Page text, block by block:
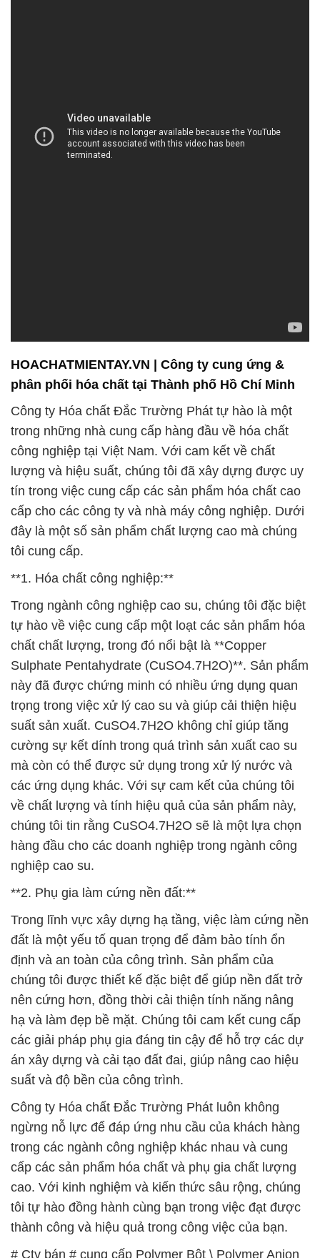
Công ty Hóa chất Đắc Trường Phát tự hào là một
trong những nhà cung cấp hàng đầu về hóa chất
công nghiệp tại Việt Nam. Với cam kết về chất
lượng và hiệu suất, chúng tôi đã xây dựng được uy
tín trong việc cung cấp các sản phẩm hóa chất cao
cấp cho các công ty và nhà máy công nghiệp. Dưới
đây là một số sản phẩm chất lượng cao mà chúng
tôi cung cấp.
**1. Hóa chất công nghiệp:**
Trong ngành công nghiệp cao su, chúng tôi đặc biệt
tự hào về việc cung cấp một loạt các sản phẩm hóa
chất chất lượng, trong đó nổi bật là **Copper
Sulphate Pentahydrate (CuSO4.7H2O)**. Sản phẩm
này đã được chứng minh có nhiều ứng dụng quan
trọng trong việc xử lý cao su và giúp cải thiện hiệu
suất sản xuất. CuSO4.7H2O không chỉ giúp tăng
cường sự kết dính trong quá trình sản xuất cao su
mà còn có thể được sử dụng trong xử lý nước và
các ứng dụng khác. Với sự cam kết của chúng tôi
về chất lượng và tính hiệu quả của sản phẩm này,
chúng tôi tin rằng CuSO4.7H2O sẽ là một lựa chọn
hàng đầu cho các doanh nghiệp trong ngành công
nghiệp cao su.
**2. Phụ gia làm cứng nền đất:**
Trong lĩnh vực xây dựng hạ tầng, việc làm cứng nền
đất là một yếu tố quan trọng để đảm bảo tính ổn
định và an toàn của công trình. Sản phẩm của
chúng tôi được thiết kế đặc biệt để giúp nền đất trở
nên cứng hơn, đồng thời cải thiện tính năng nâng
hạ và làm đẹp bề mặt. Chúng tôi cam kết cung cấp
các giải pháp phụ gia đáng tin cậy để hỗ trợ các dự
án xây dựng và cải tạo đất đai, giúp nâng cao hiệu
suất và độ bền của công trình.
Công ty Hóa chất Đắc Trường Phát luôn không
ngừng nỗ lực để đáp ứng nhu cầu của khách hàng
trong các ngành công nghiệp khác nhau và cung
cấp các sản phẩm hóa chất và phụ gia chất lượng
cao. Với kinh nghiệm và kiến thức sâu rộng, chúng
tôi tự hào đồng hành cùng bạn trong việc đạt được
thành công và hiệu quả trong công việc của bạn.
# Cty bán # cung cấp Polymer Bột \ Polymer Anion
A7952 Nuoerfloc China
# Đơn vị chuyên phân phối ¯ cung cấp Polymer Bột
\ Polymer Anion A7952 Nuoerfloc China
# Đơn vị kinh doanh Ø cung cấp Polymer Bột \